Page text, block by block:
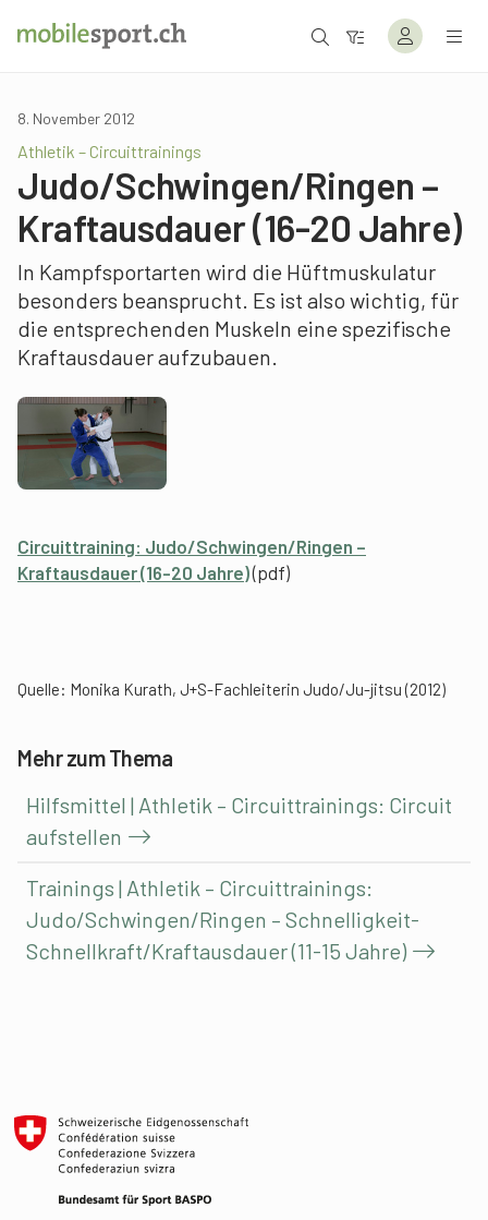
8. November 2012
Athletik – Circuittrainings
Judo/Schwingen/Ringen –
Kraftausdauer (16-20 Jahre)
In Kampfsportarten wird die Hüftmuskulatur
besonders beansprucht. Es ist also wichtig, für
die entsprechenden Muskeln eine spezifische
Kraftausdauer aufzubauen.
Circuittraining: Judo/Schwingen/Ringen –
Kraftausdauer (16-20 Jahre)(pdf)
Quelle: Monika Kurath, J+S-Fachleiterin Judo/Ju-jitsu (2012)
Mehr zum Thema
Hilfsmittel | Athletik – Circuittrainings: Circuit
aufstellen
Trainings | Athletik – Circuittrainings:
Judo/Schwingen/Ringen – Schnelligkeit-
Schnellkraft/Kraftausdauer (11-15 Jahre)